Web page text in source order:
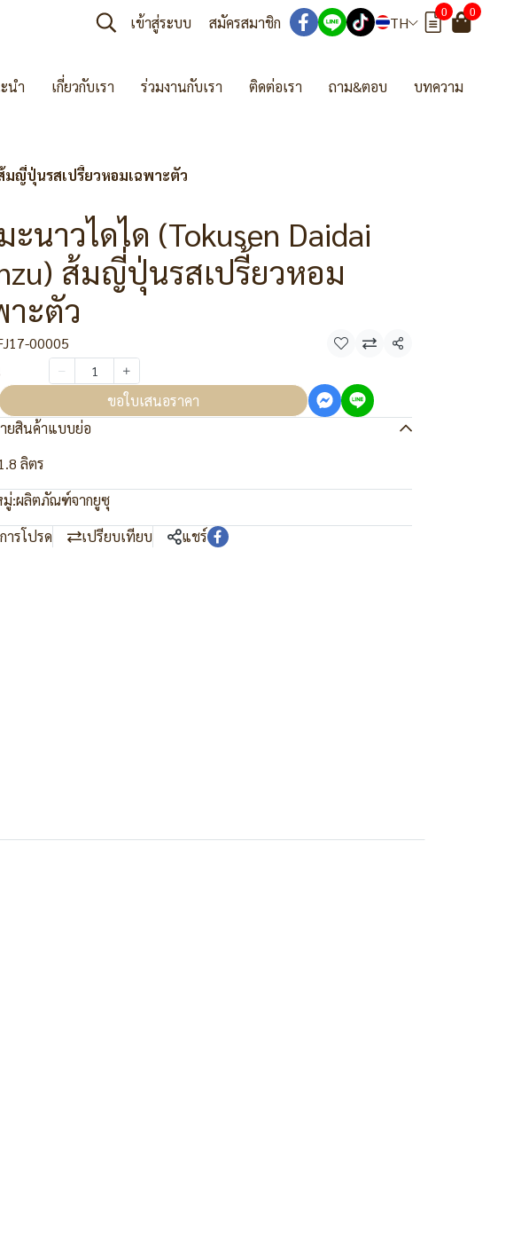
เข้าสู่ระบบ สมัครสมาชิก TH
0 0
นำ เกี่ยวกับเรา ร่วมงานกับเรา ติดต่อเรา ถาม&ตอบ บทความ
มญี่ปุ่นรสเปรี้ยวหอมเฉพาะตัว
ะนาวไดได (Tokusen Daidai
ส้มญี่ปุ่นรสเปรี้ยวหอม
าะตัว
00005
แชร์
ขอใบเสนอราคา
ยสินค้าแบบย่อ
ลิตร
:ผลิตภัณฑ์จากยูซุ
ารโปรด
เปรียบเทียบ แชร์